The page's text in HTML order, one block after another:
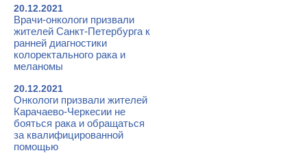
20.12.2021
Врачи-онкологи призвали
жителей Санкт-Петербурга к
ранней диагностики
колоректального рака и
меланомы
20.12.2021
Онкологи призвали жителей
Карачаево-Черкесии не
бояться рака и обращаться
за квалифицированной
помощью